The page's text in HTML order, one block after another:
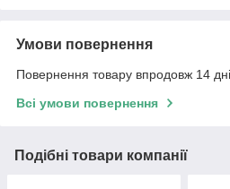
Умови повернення
Повернення товару впродовж 14
Всі умови повернення
Подібні товари компанії